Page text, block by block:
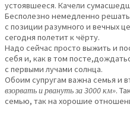
устоявшееся. Качели
Бесполезно немедленно
с позиции разумного и вечных
сегодня полетит к чёрту.
Надо сейчас просто выжить и
себя и, как в том
с первыми лучами солнца.
Обоим супругам важна семья и
взорвать и рвануть за 3000 км».
семью, так на хорошие